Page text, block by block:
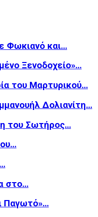
Φωκιανό και…
Ξενοδοχείο»…
του Μαρτυρικού…
Δολιανίτη…
του Σωτήρος…
στο…
Παγωτό»…